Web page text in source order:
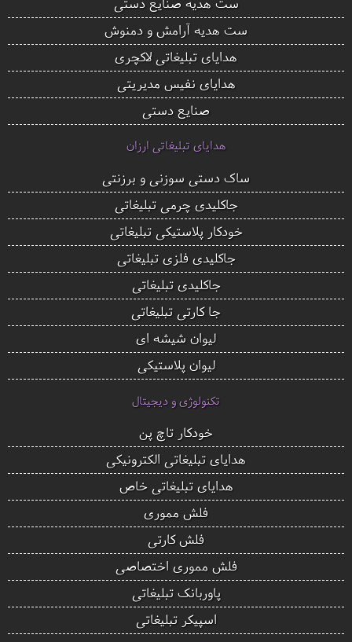
ست هدیه آرامش و دمنوش
هدایای تبلیغاتی لاکچری
هدایای نفیس مدیریتی
صنایع دستی
هدایای تبلیغاتی ارزان
ساک دستی سوزنی و برزنتی
جاکلیدی چرمی تبلیغاتی
خودکار پلاستیکی تبلیغاتی
جاکلیدی فلزی تبلیغاتی
جاکلیدی تبلیغاتی
جا کارتی تبلیغاتی
لیوان شیشه ای
لیوان پلاستیکی
تکنولوژی و دیجیتال
خودکار تاچ پن
هدایای تبلیغاتی الکترونیکی
هدایای تبلیغاتی خاص
فلش مموری
فلش کارتی
فلش مموری اختصاصی
پاوربانک تبلیغاتی
اسپیکر تبلیغاتی